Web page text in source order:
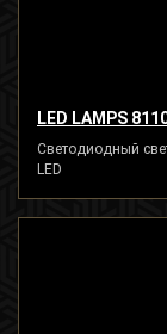
LED LAMPS
Светодиодный
LED